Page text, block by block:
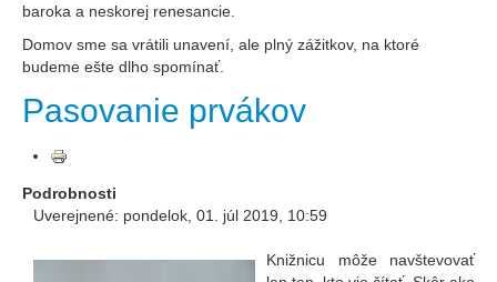
baroka a neskorej renesancie.
Domov sme sa vrátili unavení, ale plný zážitkov, na ktoré
budeme ešte dlho spomínať.
Pasovanie prvákov
Podrobnosti
Uverejnené: pondelok, 01. júl 2019, 10:59
Knižnicu môže navštevovať